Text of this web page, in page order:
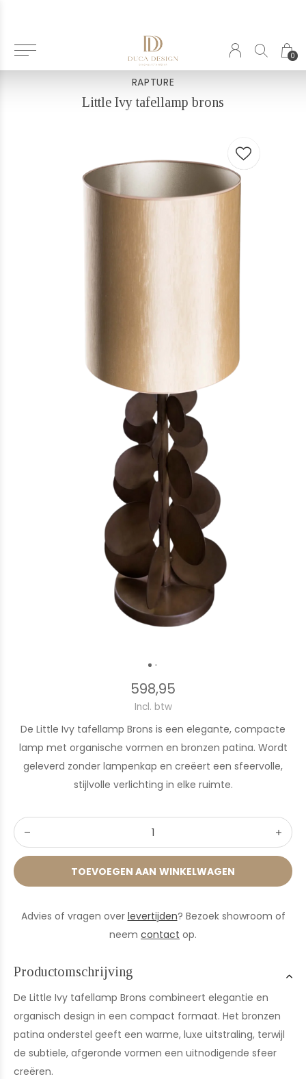
0
Terug
RAPTURE
Little Ivy tafellamp brons
598,95
Incl. btw
De Little Ivy tafellamp Brons is een elegante, compacte
lamp met organische vormen en bronzen patina. Wordt
geleverd zonder lampenkap en creëert een sfeervolle,
stijlvolle verlichting in elke ruimte.
TOEVOEGEN AAN WINKELWAGEN
Advies of vragen over levertijden? Bezoek showroom of
neem contact op.
Productomschrijving
De Little Ivy tafellamp Brons combineert elegantie en
organisch design in een compact formaat. Het bronzen
patina onderstel geeft een warme, luxe uitstraling, terwijl
de subtiele, afgeronde vormen een uitnodigende sfeer
creëren.